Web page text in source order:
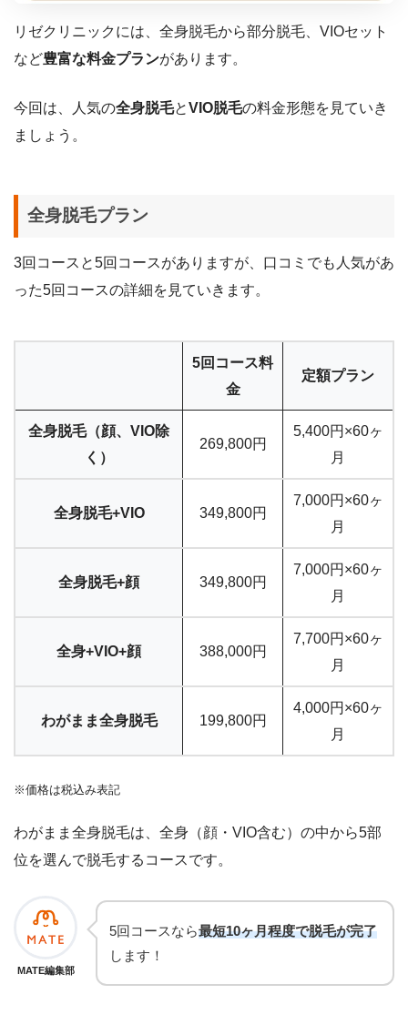
リゼクリニックには、全身脱毛から部分脱毛、VIOセット
など豊富な料金プランがあります。
今回は、人気の全身脱毛とVIO脱毛の料金形態を見ていき
ましょう。
全身脱毛プラン
3回コースと5回コースがありますが、口コミでも人気があ
った5回コースの詳細を見ていきます。
5回コース料
金
定額プラン
全身脱毛（顔、VIO除
く）
269,800円
5,400円×60ヶ
月
全身脱毛+VIO 349,800円
7,000円×60ヶ
月
全身脱毛+顔 349,800円
7,000円×60ヶ
月
全身+VIO+顔 388,000円
7,700円×60ヶ
月
わがまま全身脱毛 199,800円
4,000円×60ヶ
月
※価格は税込み表記
わがまま全身脱毛は、全身（顔・VIO含む）の中から5部
位を選んで脱毛するコースです。
MATE編集部
5回コースなら最短10ヶ月程度で脱毛が完了
します！